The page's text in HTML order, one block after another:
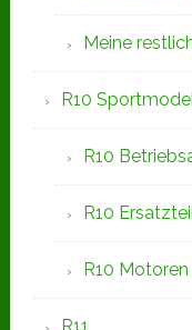
Meine
R10
R10
R10
R10